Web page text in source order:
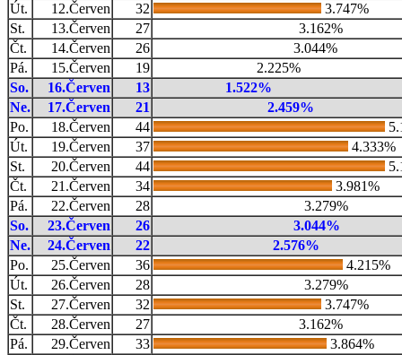
Út.
12.Červen 32
3.747%
St.
13.Červen 27
3.162%
Čt.
14.Červen 26
3.044%
Pá.
15.Červen 19
2.225%
So.
16.Červen 13
1.522%
Ne.
17.Červen 21
2.459%
Po.
18.Červen 44
Út.
19.Červen 37
4.333%
St.
20.Červen 44
Čt.
21.Červen 34
3.981%
Pá.
22.Červen 28
3.279%
So.
23.Červen 26
3.044%
Ne.
24.Červen 22
2.576%
Po.
25.Červen 36
4.215%
Út.
26.Červen 28
3.279%
St.
27.Červen 32
3.747%
Čt.
28.Červen 27
3.162%
Pá.
29.Červen 33
3.864%